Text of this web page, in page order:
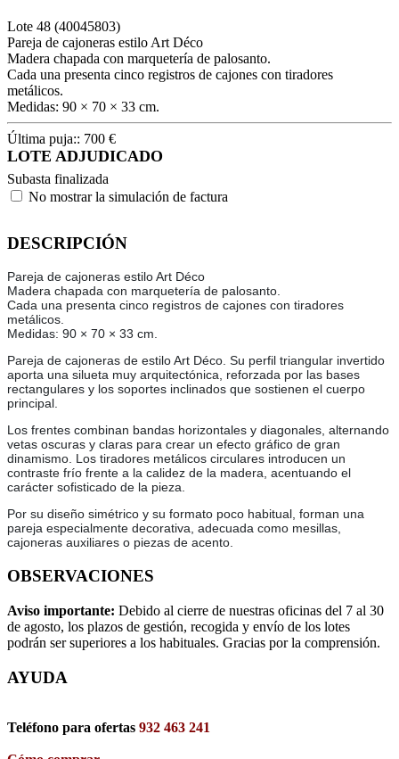
Lote 48 (40045803)
Pareja de cajoneras estilo Art Déco
Madera chapada con marquetería de palosanto.
Cada una presenta cinco registros de cajones con tiradores
metálicos.
Medidas: 90 × 70 × 33 cm.
Última puja:: 700 €
LOTE ADJUDICADO
Subasta finalizada
No mostrar la simulación de factura
DESCRIPCIÓN
Pareja de cajoneras estilo Art Déco
Madera chapada con marquetería de palosanto.
Cada una presenta cinco registros de cajones con tiradores
metálicos.
Medidas: 90 × 70 × 33 cm.
Pareja de cajoneras de estilo Art Déco. Su perfil triangular invertido
aporta una silueta muy arquitectónica, reforzada por las bases
rectangulares y los soportes inclinados que sostienen el cuerpo
principal.
Los frentes combinan bandas horizontales y diagonales, alternando
vetas oscuras y claras para crear un efecto gráfico de gran
dinamismo. Los tiradores metálicos circulares introducen un
contraste frío frente a la calidez de la madera, acentuando el
carácter sofisticado de la pieza.
Por su diseño simétrico y su formato poco habitual, forman una
pareja especialmente decorativa, adecuada como mesillas,
cajoneras auxiliares o piezas de acento.
OBSERVACIONES
Aviso importante: Debido al cierre de nuestras oficinas del 7 al 30
de agosto, los plazos de gestión, recogida y envío de los lotes
podrán ser superiores a los habituales. Gracias por la comprensión.
AYUDA
Teléfono para ofertas 932 463 241